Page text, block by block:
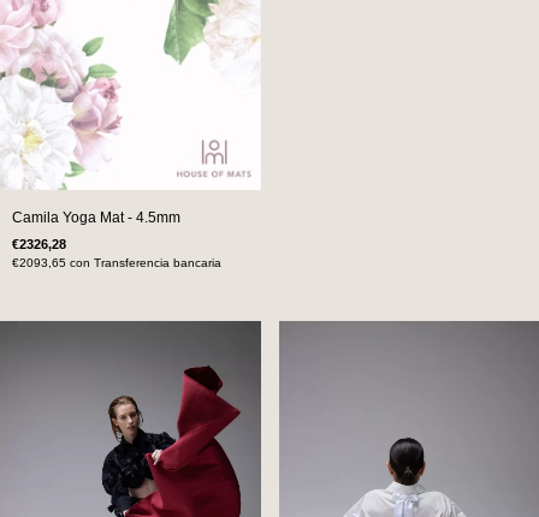
Camila Yoga Mat - 4.5mm
€2326,28
€2093,65 con Transferencia bancaria